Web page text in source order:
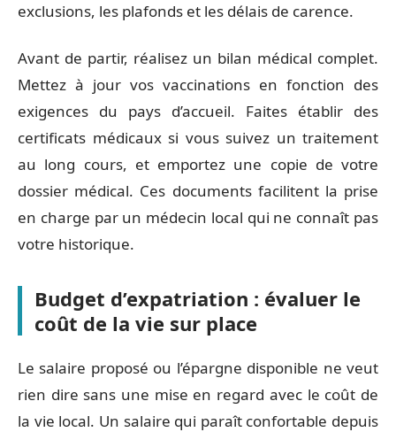
exclusions, les plafonds et les délais de carence.
Avant de partir, réalisez un bilan médical complet.
Mettez à jour vos vaccinations en fonction des
exigences du pays d’accueil. Faites établir des
certificats médicaux si vous suivez un traitement
au long cours, et emportez une copie de votre
dossier médical. Ces documents facilitent la prise
en charge par un médecin local qui ne connaît pas
votre historique.
Budget d’expatriation : évaluer le
coût de la vie sur place
Le salaire proposé ou l’épargne disponible ne veut
rien dire sans une mise en regard avec le coût de
la vie local. Un salaire qui paraît confortable depuis